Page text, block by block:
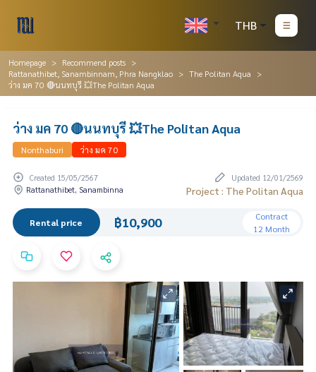
THB
Homepage
Recommend posts
Rattanathibet, Sanambinnam, Phra Nangklao
The Politan Aqua
ว่าง มค 70 🔴นนทบุรี 💥The Politan Aqua
ว่าง มค 70 🔴นนทบุรี 💥The Politan Aqua
Nonthaburi ว่าง มค 70
Created 15/05/2567
Updated 12/01/2569
Rattanathibet, Sanambinna
Project : The Politan Aqua
Rental price ฿10,900
Contract
12 Month